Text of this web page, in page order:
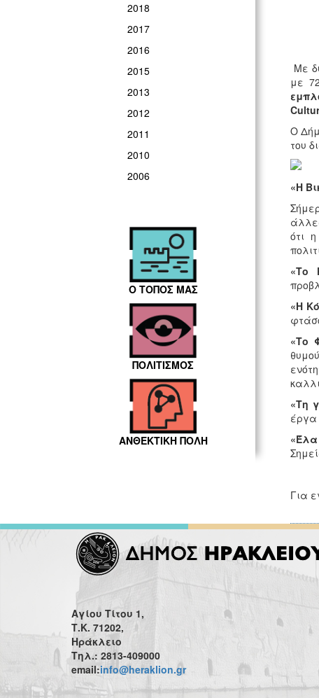
2018
2017
2016
2015
2013
2012
2011
2010
2006
Ο ΤΟΠΟΣ ΜΑΣ
ΠΟΛΙΤΙΣΜΟΣ
ΑΝΘΕΚΤΙΚΗ ΠΟΛΗ
Με
με
Ο
του
«Η
ότι
«Το
«Η
«Το
«Τη
έργα
Για
Αγίου Τίτου 1,
Τ.Κ. 71202,
Ηράκλειο
Τηλ.: 2813-409000
email:info@heraklion.gr